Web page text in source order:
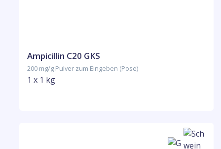
Ampicillin C20 GKS
200 mg/g Pulver zum Eingeben (Pose)
1 x 1 kg